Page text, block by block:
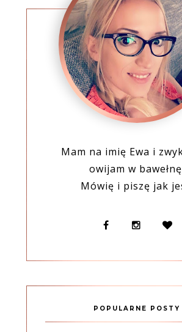
Mam na imię Ewa i
owijam w
Mówię i piszę jak
POPULARNE POSTY